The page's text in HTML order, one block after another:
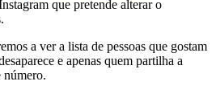
que pretende alterar o
a ver a lista de pessoas que gostam
e apenas quem partilha a
número.